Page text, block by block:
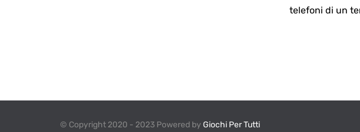
telefoni di un
© Copyright 2020 - 2023 Powered by Giochi Per Tutti